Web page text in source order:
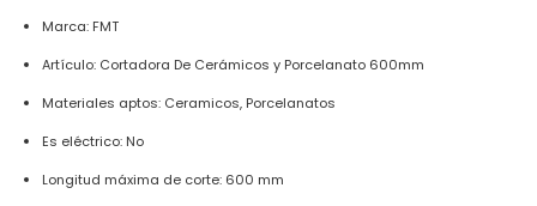
Marca: FMT
Artículo: Cortadora De Cerámicos y Porcelanato 600mm
Materiales aptos: Ceramicos, Porcelanatos
Es eléctrico: No
Longitud máxima de corte: 600 mm